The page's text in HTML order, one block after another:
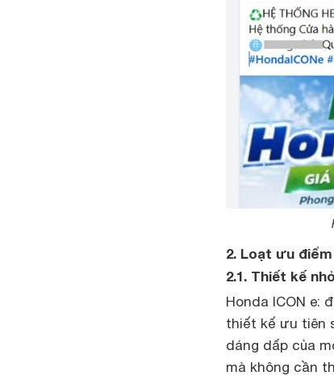
2. Loạt ưu
2.1. Thiết kế
Honda ICON e:
thiết kế ưu tiên
dáng dấp của
mà không cần